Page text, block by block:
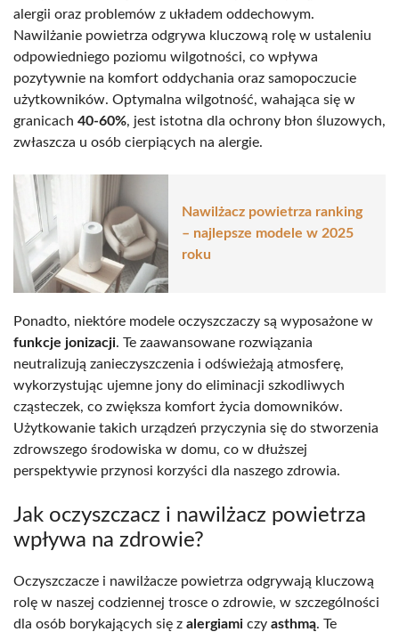
alergii oraz problemów z układem oddechowym.
Nawilżanie powietrza odgrywa kluczową rolę w ustaleniu
odpowiedniego poziomu wilgotności, co wpływa
pozytywnie na komfort oddychania oraz samopoczucie
użytkowników. Optymalna wilgotność, wahająca się w
granicach 40-60%, jest istotna dla ochrony błon śluzowych,
zwłaszcza u osób cierpiących na alergie.
Nawilżacz powietrza ranking
– najlepsze modele w 2025
roku
Ponadto, niektóre modele oczyszczaczy są wyposażone w
funkcje jonizacji. Te zaawansowane rozwiązania
neutralizują zanieczyszczenia i odświeżają atmosferę,
wykorzystując ujemne jony do eliminacji szkodliwych
cząsteczek, co zwiększa komfort życia domowników.
Użytkowanie takich urządzeń przyczynia się do stworzenia
zdrowszego środowiska w domu, co w dłuższej
perspektywie przynosi korzyści dla naszego zdrowia.
Jak oczyszczacz i nawilżacz powietrza
wpływa na zdrowie?
Oczyszczacze i nawilżacze powietrza odgrywają kluczową
rolę w naszej codziennej trosce o zdrowie, w szczególności
dla osób borykających się z alergiami czy asthmą. Te